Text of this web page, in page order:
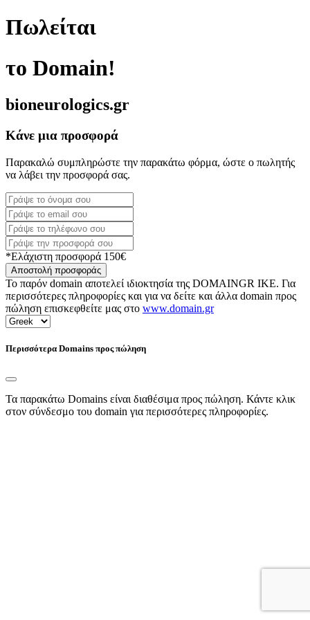
Πωλείται
το Domain!
bioneurologics.gr
Κάνε μια προσφορά
Παρακαλώ συμπληρώστε την παρακάτω φόρμα, ώστε ο πωλητής
να λάβει την προσφορά σας.
*Ελάχιστη προσφορά 150€
Αποστολή προσφοράς
Το παρόν domain αποτελεί ιδιοκτησία της DOMAINGR ΙΚΕ. Για
περισσότερες πληροφορίες και για να δείτε και άλλα domain προς
πώληση επισκεφθείτε μας στο www.domain.gr
Περισσότερα Domains προς πώληση
Τα παρακάτω Domains είναι διαθέσιμα προς πώληση. Κάντε κλικ
στον σύνδεσμο του domain για περισσότερες πληροφορίες.